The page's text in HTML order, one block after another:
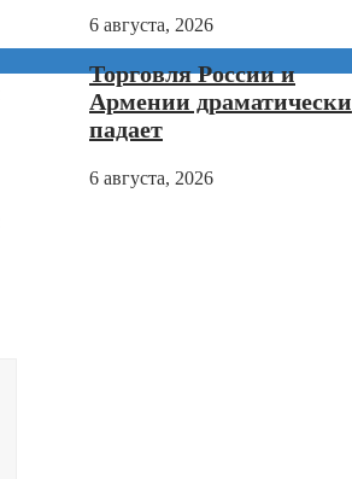
6 августа, 2026
Торговля России и
Армении драматически
падает
6 августа, 2026